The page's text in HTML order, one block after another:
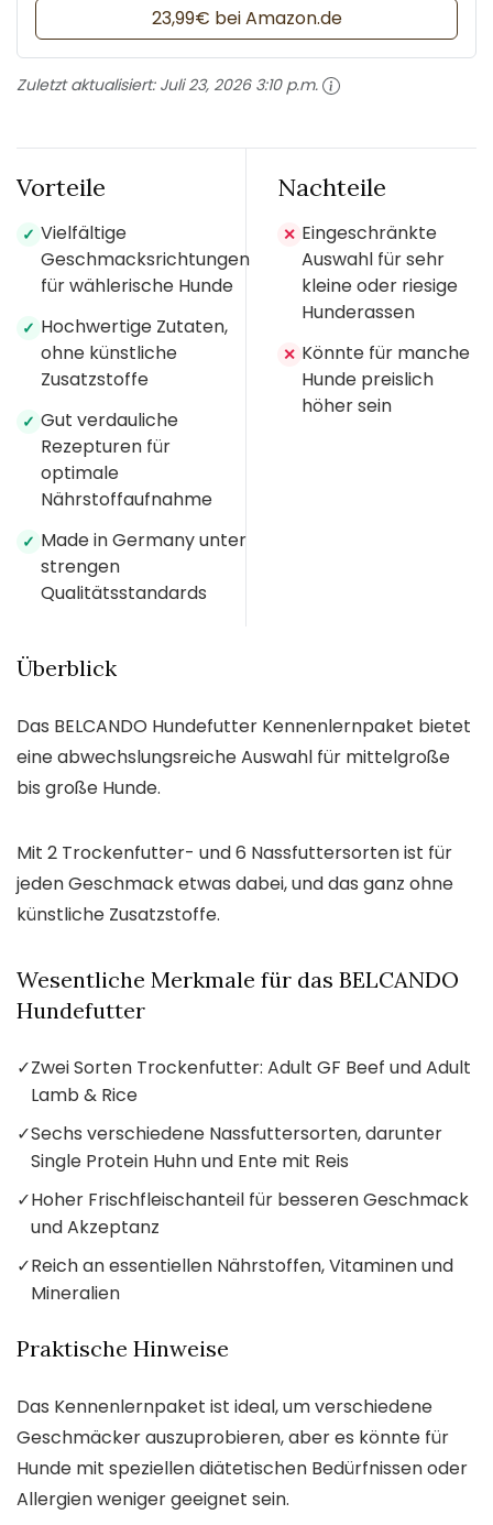
23,99€ bei Amazon.de
Zuletzt aktualisiert: Juli 23, 2026 3:10 p.m.
Vorteile
✓ Vielfältige
Geschmacksrichtungen
für wählerische Hunde
✓ Hochwertige Zutaten,
ohne künstliche
Zusatzstoffe
✓ Gut verdauliche
Rezepturen für
optimale
Nährstoffaufnahme
✓ Made in Germany unter
strengen
Qualitätsstandards
Nachteile
✕ Eingeschränkte
Auswahl für sehr
kleine oder riesige
Hunderassen
✕ Könnte für manche
Hunde preislich
höher sein
Überblick
Das BELCANDO Hundefutter Kennenlernpaket bietet
eine abwechslungsreiche Auswahl für mittelgroße
bis große Hunde.
Mit 2 Trockenfutter- und 6 Nassfuttersorten ist für
jeden Geschmack etwas dabei, und das ganz ohne
künstliche Zusatzstoffe.
Wesentliche Merkmale für das BELCANDO
Hundefutter
✓Zwei Sorten Trockenfutter: Adult GF Beef und Adult
Lamb & Rice
✓Sechs verschiedene Nassfuttersorten, darunter
Single Protein Huhn und Ente mit Reis
✓Hoher Frischfleischanteil für besseren Geschmack
und Akzeptanz
✓Reich an essentiellen Nährstoffen, Vitaminen und
Mineralien
Praktische Hinweise
Das Kennenlernpaket ist ideal, um verschiedene
Geschmäcker auszuprobieren, aber es könnte für
Hunde mit speziellen diätetischen Bedürfnissen oder
Allergien weniger geeignet sein.